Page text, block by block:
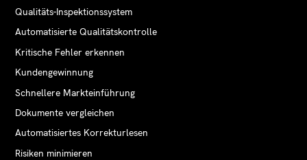
Qualitäts-Inspektionssystem
Automatisierte Qualitätskontrolle
Kritische Fehler erkennen
Kundengewinnung
Schnellere Markteinführung
Dokumente vergleichen
Automatisiertes Korrekturlesen
Risiken minimieren